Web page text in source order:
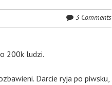
3 Comments
200k ludzi.
Darcie ryja po piwsku,